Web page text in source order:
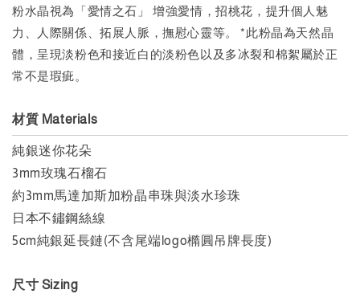
粉水晶視為「愛情之石」 增強愛情，招桃花，提升個人魅
力、人際關係、拓展人脈，撫慰心靈等。 *此粉晶為天然晶
體，呈現淡粉色和接近白的淡粉色以及多冰裂和棉絮屬於正
常不是瑕疵。
材質 Materials
純銀迷你花朵
3mm玫瑰石榴石
約3mm馬達加斯加粉晶串珠與淡水珍珠
日本不鏽鋼絲線
5cm純銀延長鏈(不含尾端logo橢圓吊牌長度)
尺寸 Sizing